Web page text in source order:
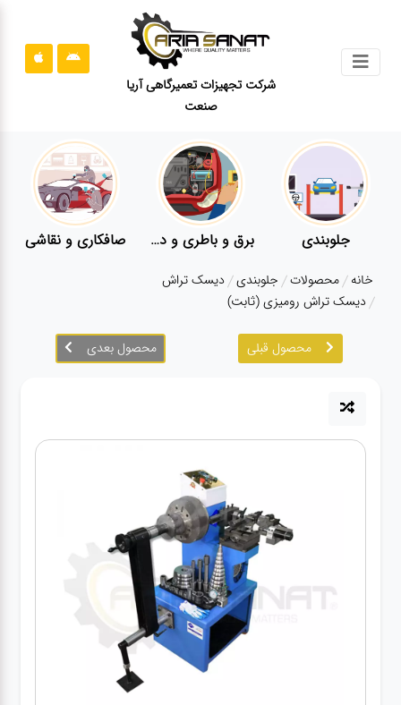
شرکت تجهیزات تعمیرگاهی آریا
صنعت
قوانین
سایت
ارتباط
درباره
ما
آپاراتی
صافکاری و نقاشی کارواش
خانه محصولات جلوبندی دیسک تراش
دیسک تراش رومیزی (ثابت)
محصول قبلی محصول بعدی